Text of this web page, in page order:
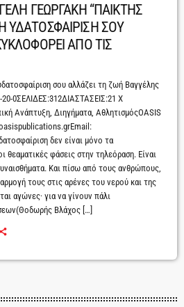
ΓΕΩΡΓΑΚΗ “ΠΑΙΚΤΗΣ
ΣΟΥ
ΑΠΟ ΤΙΣ
σου αλλάζει τη ζωή Βαγγέλης
20-0ΣΕΛΙΔΕΣ:312ΔΙΑΣΤΑΣΕΙΣ:21 X
Ανάπτυξη, Διηγήματα, ΑθλητισμόςOASIS
δεν είναι μόνο τα
θεαματικές φάσεις στην τηλεόραση. Είναι
Και πίσω από τους ανθρώπους,
τους στις αρένες του νερού και της
αγώνες· για να γίνουν πάλι
Βλάχος […]